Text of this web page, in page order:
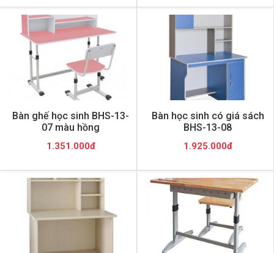
Bàn ghế học sinh BHS-13-
07 màu hồng
1.351.000đ
Bàn học sinh có giá sách
BHS-13-08
1.925.000đ